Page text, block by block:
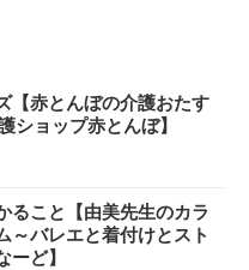
【赤とんぼの介護おたす
ショップ赤とんぼ】
ること【由美先生のカラ
～バレエと着付けとスト
ーど】